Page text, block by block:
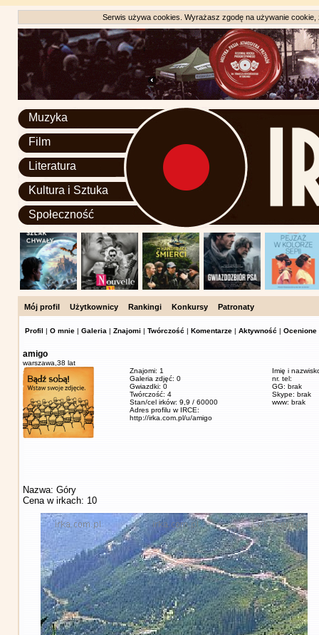
Serwis używa cookies. Wyrażasz zgodę na używanie
Muzyka
Film
Literatura
Kultura i Sztuka
Społeczność
Mój profil Użytkownicy Rankingi Konkursy Patronaty
Profil | O mnie | Galeria | Znajomi | Twórczość | Komentarze | Aktywność | Ocenione
amigo
warszawa, 38 lat
Znajomi: 1
Galeria zdjęć: 0
Gwiazdki: 0
Twórczość: 4
Stan/cel irków: 9,9 / 60000
Adres profilu w IRCE:
http://irka.com.pl/u/amigo
Imię i
nr. tel:
GG: brak
Skype: brak
www: brak
Nazwa: Góry
Cena w irkach: 10